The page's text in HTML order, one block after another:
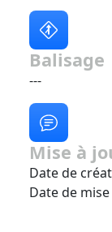
Balisage
---
Mise à
Date de
Date de